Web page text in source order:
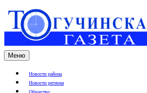
Меню
Новости района
Новости региона